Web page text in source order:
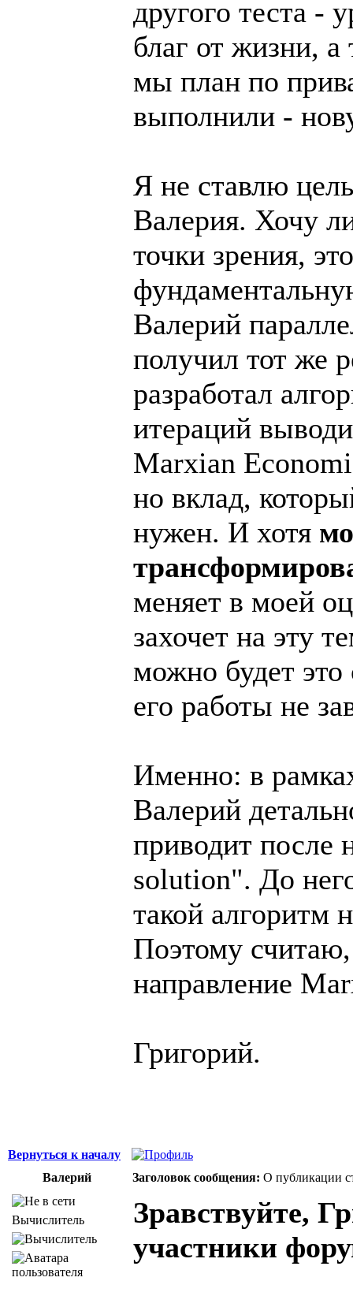
другого теста -
благ от жизни, а
мы план по
выполнили -
Я не ставлю
Валерия. Хочу
точки зрения,
Валерий
получил тот же
разработал
итераций
Marxian
но вклад,
нужен. И хотя
меняет в моей
захочет на эту
можно будет это
его работы не
Именно: в
Валерий
приводит после
solution". До
такой алгоритм
Поэтому
направление
Григорий.
Вернуться к началу
Валерий
Заголовок сообщения: О публикации
Вычислитель
Зравствуйте,
участники